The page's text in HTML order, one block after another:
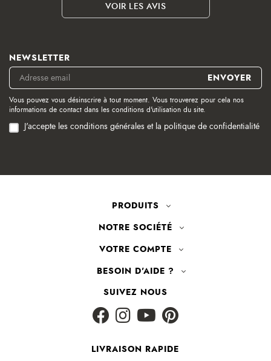
VOIR LES AVIS
NEWSLETTER
Vous pouvez vous désinscrire à tout moment. Vous trouverez pour cela nos
informations de contact dans les conditions d'utilisation du site.
J'accepte les conditions générales et la politique de confidentialité
PRODUITS
NOTRE SOCIÉTÉ
VOTRE COMPTE
BESOIN D'AIDE ?
SUIVEZ NOUS
LIVRAISON RAPIDE